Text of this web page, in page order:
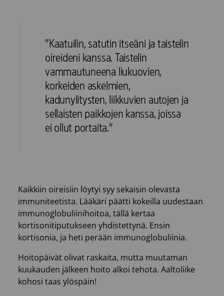
”Kaatuilin, satutin itseäni ja taistelin
oireideni kanssa. Taistelin
vammautuneena liukuovien,
korkeiden askelmien,
kadunylitysten, liikkuvien autojen ja
sellaisten paikkojen kanssa, joissa
ei ollut portaita.”
Kaikkiin oireisiin löytyi syy sekaisin olevasta
immuniteetista. Lääkäri päätti kokeilla uudestaan
immunoglobuliinihoitoa, tällä kertaa
kortisonitiputukseen yhdistettynä. Ensin
kortisonia, ja heti perään immunoglobuliinia.
Hoitopäivät olivat raskaita, mutta muutaman
kuukauden jälkeen hoito alkoi tehota. Aaltoliike
kohosi taas ylöspäin!